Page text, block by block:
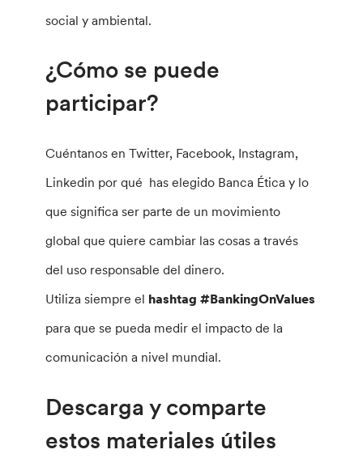
social y ambiental.
¿Cómo se puede
participar?
Cuéntanos en Twitter, Facebook, Instagram,
Linkedin por qué has elegido Banca Ética y lo
que significa ser parte de un movimiento
global que quiere cambiar las cosas a través
del uso responsable del dinero.
Utiliza siempre el ​hashtag #BankingOnValues
para que se pueda medir el impacto de la
comunicación a nivel mundial.
Descarga y comparte
estos materiales útiles